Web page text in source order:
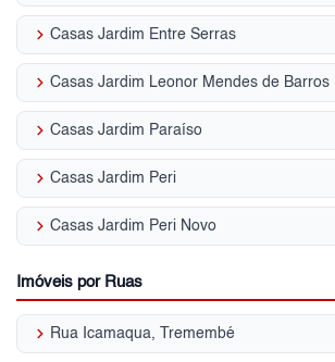
keyboard_arrow_right Casas Jardim Entre Serras
keyboard_arrow_right Casas Jardim Leonor Mendes de Barros
keyboard_arrow_right Casas Jardim Paraíso
keyboard_arrow_right Casas Jardim Peri
keyboard_arrow_right Casas Jardim Peri Novo
Imóveis por Ruas
keyboard_arrow_right Rua Icamaqua, Tremembé